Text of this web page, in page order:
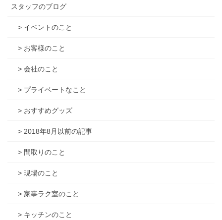
スタッフのブログ
> イベントのこと
> お客様のこと
> 会社のこと
> プライベートなこと
> おすすめグッズ
> 2018年8月以前の記事
> 間取りのこと
> 現場のこと
> 家事ラク室のこと
> キッチンのこと